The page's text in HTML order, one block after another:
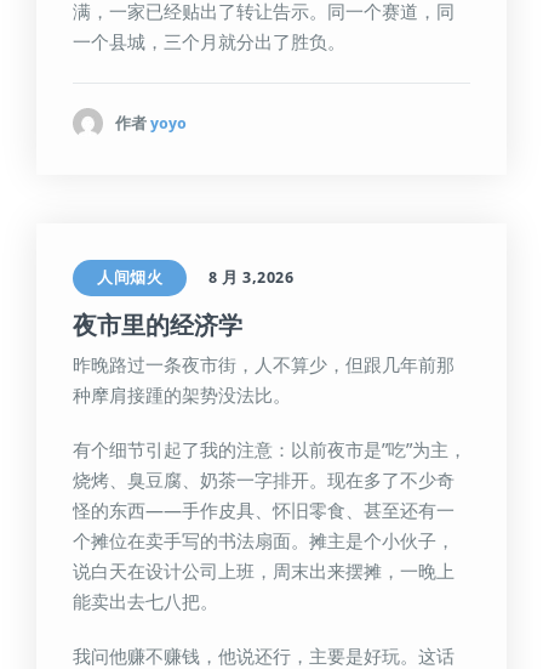
满，一家已经贴出了转让告示。同一个赛道，同
一个县城，三个月就分出了胜负。
作者 yoyo
人间烟火 8 月 3,2026
夜市里的经济学
昨晚路过一条夜市街，人不算少，但跟几年前那
种摩肩接踵的架势没法比。
有个细节引起了我的注意：以前夜市是”吃”为主，
烧烤、臭豆腐、奶茶一字排开。现在多了不少奇
怪的东西——手作皮具、怀旧零食、甚至还有一
个摊位在卖手写的书法扇面。摊主是个小伙子，
说白天在设计公司上班，周末出来摆摊，一晚上
能卖出去七八把。
我问他赚不赚钱，他说还行，主要是好玩。这话